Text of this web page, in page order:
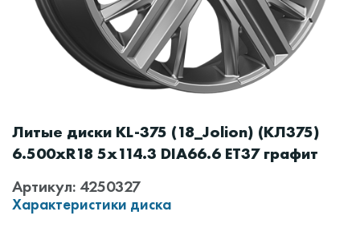
Литые диски KL-375 (18_Jolion) (КЛ375)
6.500xR18 5x114.3 DIA66.6 ET37 графит
Артикул: 4250327
Характеристики диска